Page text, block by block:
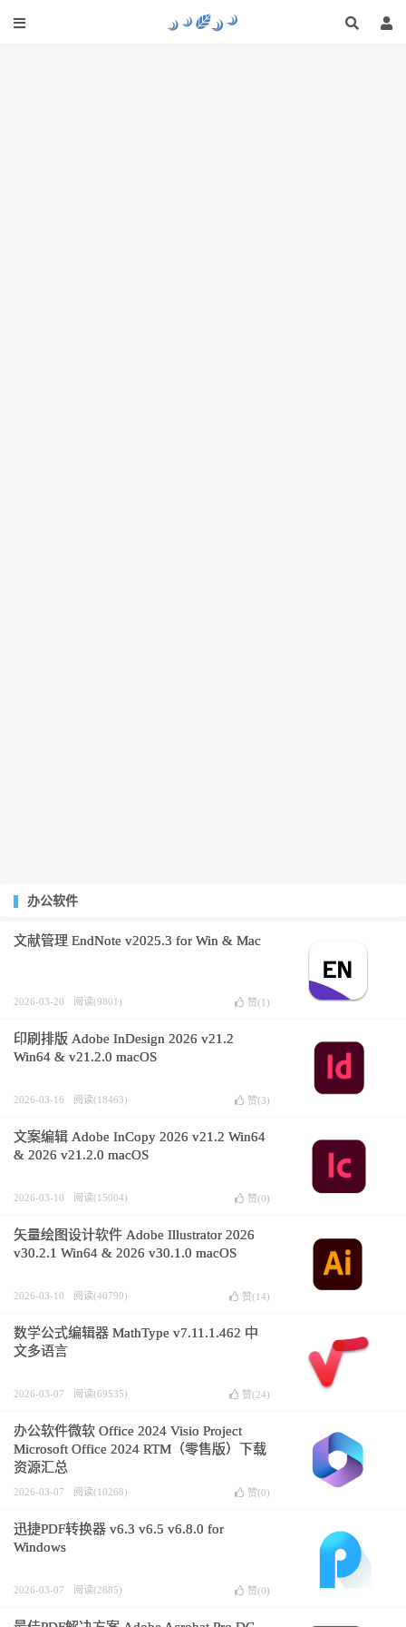
办公软件
文献管理 EndNote v2025.3 for Win & Mac
2026-03-20 阅读(9801) 赞(1 )
印刷排版 Adobe InDesign 2026 v21.2
Win64 & v21.2.0 macOS
2026-03-16 阅读(18463) 赞(3)
文案编辑 Adobe InCopy 2026 v21.2 Win64
& 2026 v21.2.0 macOS
2026-03-10 阅读(15004) 赞(0)
矢量绘图设计软件 Adobe Illustrator 2026
v30.2.1 Win64 & 2026 v30.1.0 macOS
2026-03-10 阅读(40790) 赞(14)
数学公式编辑器 MathType v7.11.1.462 中
文多语言
2026-03-07 阅读(69535) 赞(24)
办公软件微软 Office 2024 Visio Project
Microsoft Office 2024 RTM（零售版）下载
资源汇总
2026-03-07 阅读(10268) 赞(0)
迅捷PDF转换器 v6.3 v6.5 v6.8.0 for
Windows
2026-03-07 阅读(2885) 赞(0)